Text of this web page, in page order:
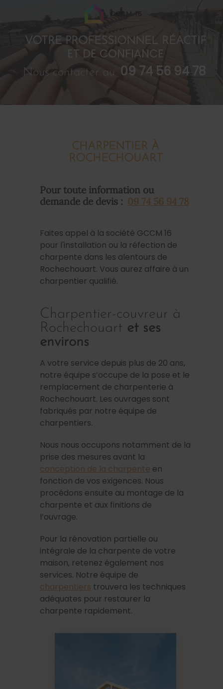
VOTRE PROFESSIONNEL RÉACTIF
ET DE CONFIANCE
Nous contacter au 09 74 56 94 78
CHARPENTIER À
ROCHECHOUART
Pour toute information ou
demande de devis : 09 74 56 94 78
Faites appel à la société GCCM 16
pour l'installation ou la réfection de
charpente dans les alentours de
Rochechouart. Vous aurez affaire à un
charpentier qualifié.
Charpentier-couvreur à
Rochechouart et ses
environs
A votre service depuis plus de 20 ans,
notre équipe s’occupe de la pose et le
remplacement de charpenterie à
Rochechouart. Les ouvrages sont
fabriqués par notre équipe de
charpentiers.
Nous nous occupons notamment de la
prise des mesures avant la
conception de la charpente en
fonction de vos exigences. Nous
procédons ensuite au montage de la
charpente et aux finitions de
l’ouvrage.
Pour la rénovation partielle ou
intégrale de la charpente de votre
maison, retenez également nos
services. Notre équipe de
charpentiers trouvera les techniques
adéquates pour restaurer la
charpente rapidement.